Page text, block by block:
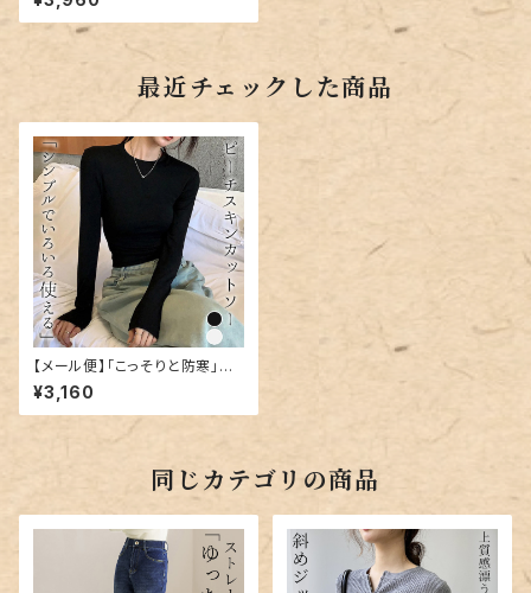
最近チェックした商品
【メール便】「こっそりと防寒」カ
ットソー 長袖 レディース きれい
め 重ね着／tops2193
¥3,160
同じカテゴリの商品